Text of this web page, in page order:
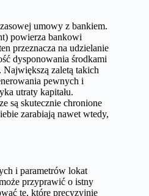
umowy z bankiem.
powierza bankowi
przeznacza na udzielanie
dysponowania środkami
Największą zaletą takich
pewnych i
utraty kapitału.
są skutecznie chronione
zarabiają nawet wtedy,
i parametrów lokat
przyprawić o istny
te, które precyzyjnie